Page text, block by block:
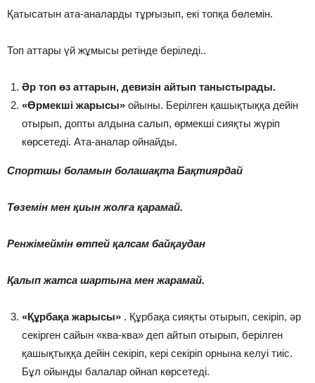
Қатысатын ата-аналарды тұрғызып, екі топқа бөлемін.
Топ аттары үй жұмысы ретінде беріледі..
Әр топ өз аттарын, девизін айтып таныстырады.
«Өрмекші жарысы» ойыны. Берілген қашықтыққа дейін
отырып, допты алдына салып, өрмекші сияқты жүріп
көрсетеді. Ата-аналар ойнайды.
Спортшы боламын болашақта Бақтиярдай
Төземін мен қиын жолға қарамай.
Ренжімеймін өтпей қалсам байқаудан
Қалып жатса шартына мен жарамай.
«Құрбақа жарысы» . Құрбақа сияқты отырып, секіріп, әр
секірген сайын «ква-ква» деп айтып отырып, берілген
қашықтыққа дейін секіріп, кері секіріп орнына келуі тиіс.
Бұл ойынды балалар ойнап көрсетеді.